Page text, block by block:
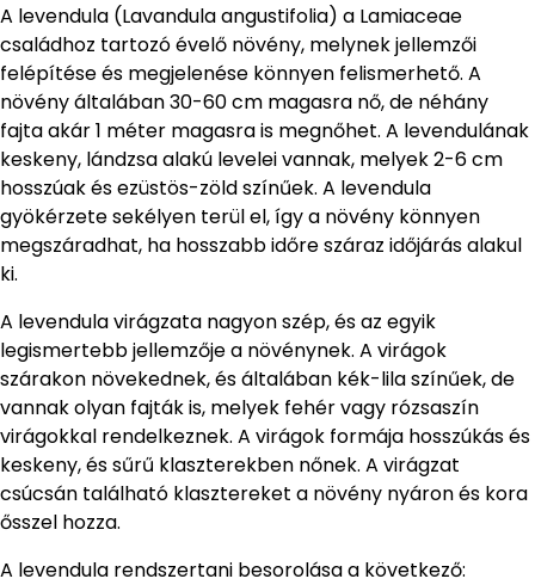
A levendula (Lavandula angustifolia) a Lamiaceae
családhoz tartozó évelő növény, melynek jellemzői
felépítése és megjelenése könnyen felismerhető. A
növény általában 30-60 cm magasra nő, de néhány
fajta akár 1 méter magasra is megnőhet. A levendulának
keskeny, lándzsa alakú levelei vannak, melyek 2-6 cm
hosszúak és ezüstös-zöld színűek. A levendula
gyökérzete sekélyen terül el, így a növény könnyen
megszáradhat, ha hosszabb időre száraz időjárás alakul
ki.
A levendula virágzata nagyon szép, és az egyik
legismertebb jellemzője a növénynek. A virágok
szárakon növekednek, és általában kék-lila színűek, de
vannak olyan fajták is, melyek fehér vagy rózsaszín
virágokkal rendelkeznek. A virágok formája hosszúkás és
keskeny, és sűrű klaszterekben nőnek. A virágzat
csúcsán található klasztereket a növény nyáron és kora
ősszel hozza.
A levendula rendszertani besorolása a következő: